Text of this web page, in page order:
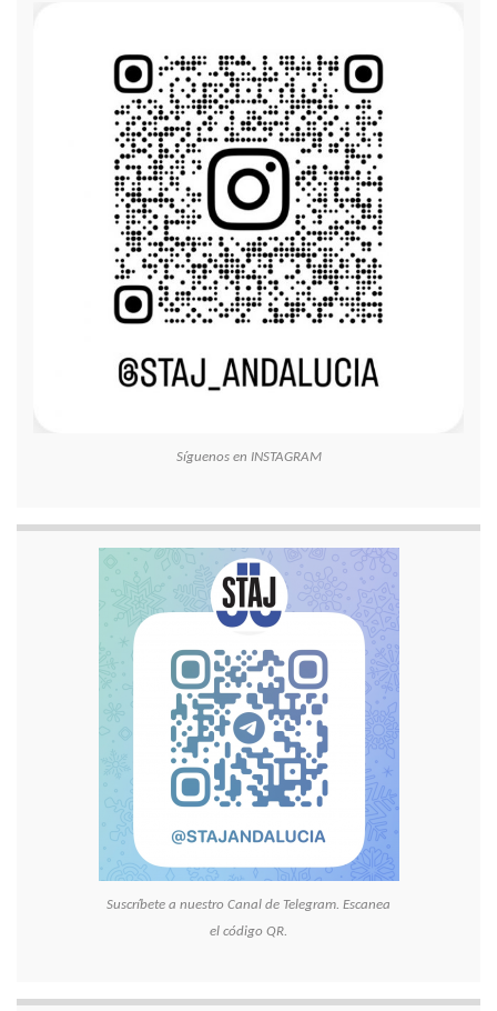
Síguenos en INSTAGRAM
Suscríbete a nuestro Canal de Telegram. Escanea
el código QR.